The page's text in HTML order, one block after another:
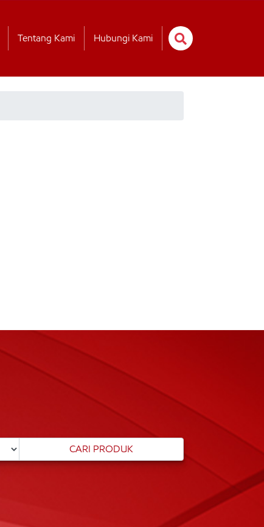
Tentang Kami Hubungi Kami